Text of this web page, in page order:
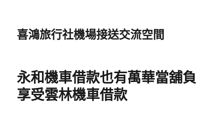
喜鴻旅行社機場接送交流空間
永和機車借款也有萬華當舖負
享受雲林機車借款